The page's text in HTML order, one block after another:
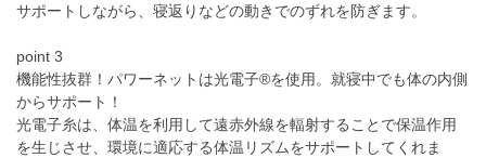
サポートしながら、寝返りなどの動きでのずれを防ぎます。
point 3
機能性抜群！パワーネットは光電子®を使用。就寝中でも体の内側
からサポート！
光電子糸は、体温を利用して遠赤外線を輻射することで保温作用
を生じさせ、環境に適応する体温リズムをサポートしてくれま